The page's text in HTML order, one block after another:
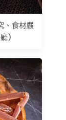
、食材嚴
)